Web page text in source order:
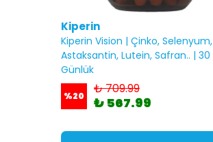
Kiperin
Kiperin Vision | Çinko, Selenyum,
Astaksantin, Lutein, Safran.. | 30
Günlük
%20 ₺ 709.99
₺ 567.99